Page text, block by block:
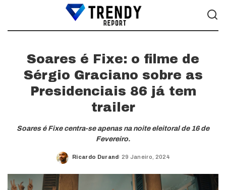
Soares é Fixe: o filme de
Sérgio Graciano sobre as
Presidenciais 86 já tem
trailer
Soares é Fixe centra-se apenas na noite eleitoral de 16 de
Fevereiro.
Posted
Ricardo Durand 29 Janeiro, 2024